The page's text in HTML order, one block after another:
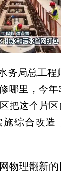
务局总工程
哪里，今
把这个片
综合改造
物理翻新